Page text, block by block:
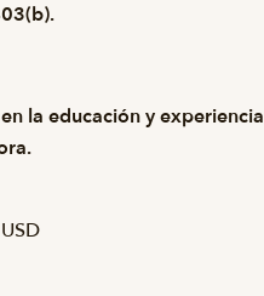
la educación y experiencia